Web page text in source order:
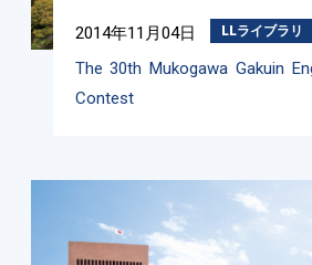
2014年11月04日 LLライブラリ
The 30th Mukogawa Gakuin
Contest